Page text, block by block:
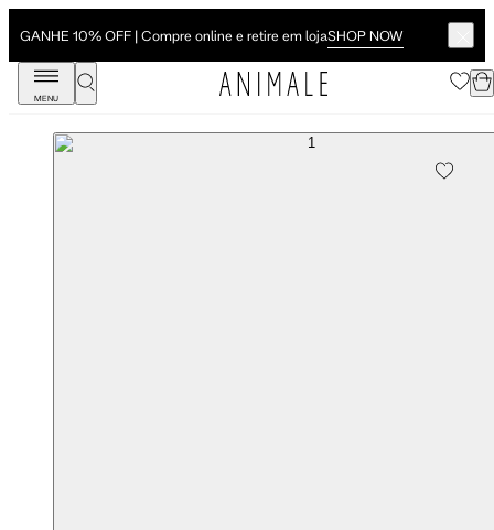
GANHE 10% OFF | Compre online e retire em lojaSHOP NOW
MENU